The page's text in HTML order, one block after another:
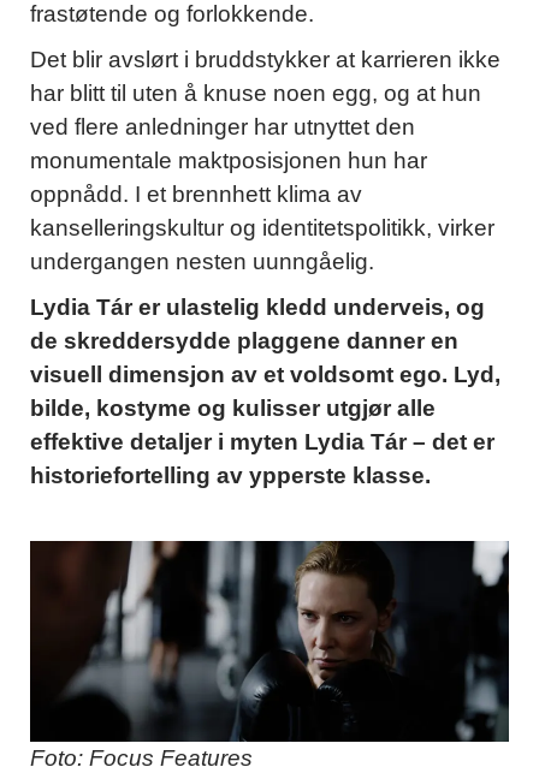
frastøtende og forlokkende.
Det blir avslørt i bruddstykker at karrieren ikke
har blitt til uten å knuse noen egg, og at hun
ved flere anledninger har utnyttet den
monumentale maktposisjonen hun har
oppnådd. I et brennhett klima av
kanselleringskultur og identitetspolitikk, virker
undergangen nesten uunngåelig.
Lydia Tár er ulastelig kledd underveis, og
de skreddersydde plaggene danner en
visuell dimensjon av et voldsomt ego. Lyd,
bilde, kostyme og kulisser utgjør alle
effektive detaljer i myten Lydia Tár – det er
historiefortelling av ypperste klasse.
Foto: Focus Features